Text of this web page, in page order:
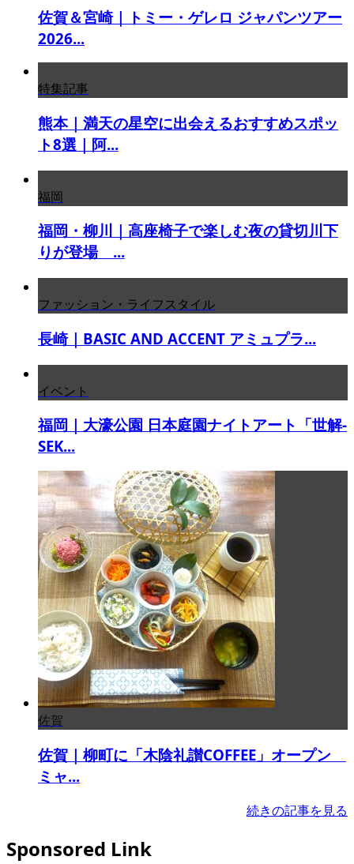
佐賀＆宮崎｜トミー・ゲレロ ジャパンツアー
2026...
特集記事
熊本｜満天の星空に出会えるおすすめスポッ
ト8選｜阿...
福岡
福岡・柳川｜高座椅子で楽しむ夜の貸切川下
りが登場 ...
ファッション・ライフスタイル
長崎｜BASIC AND ACCENT アミュプラ...
イベント
福岡｜大濠公園 日本庭園ナイトアート「世解-
SEK...
佐賀
佐賀｜柳町に「木陰礼讃COFFEE」オープン
ミャ...
続きの記事を見る
Sponsored Link